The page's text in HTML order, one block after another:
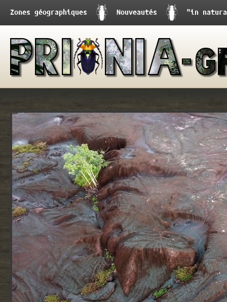
Zones géographiques Nouveautés "in